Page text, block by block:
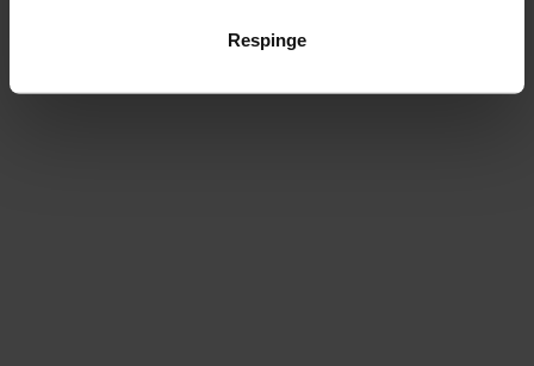
Respinge